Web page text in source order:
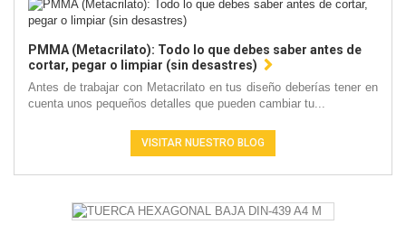
PMMA (Metacrilato): Todo lo que debes saber antes de
cortar, pegar o limpiar (sin desastres)
Antes de trabajar con Metacrilato en tus diseño deberías tener en
cuenta unos pequeños detalles que pueden cambiar tu...
VISITAR NUESTRO BLOG